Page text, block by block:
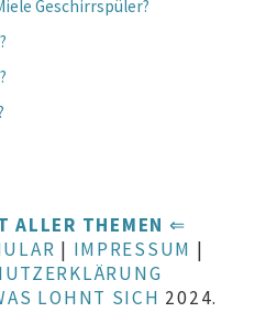
Geschirrspüler?
ALLER THEMEN ⇐
| IMPRESSUM |
LOHNT SICH 2024.